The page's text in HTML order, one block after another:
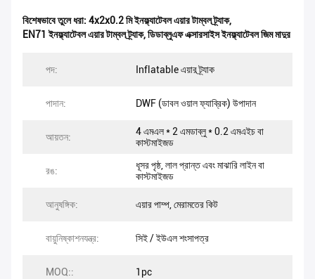
বিশেষভাবে তুলে ধরা: 4x2x0.2 মি ইনফ্ল্যাটেবল এয়ার টাম্বল ট্র্যাক,
EN71 ইনফ্ল্যাটেবল এয়ার টাম্বল ট্র্যাক,ডিডাব্লুএফ এক্সারসাইস ইনফ্ল্যাটেবল জিম মাদুর
পদ: Inflatable এয়ার ট্র্যাক
পাদান: DWF (ডাবল ওয়াল ফ্যাব্রিক) উপাদান
আয়তন:
4 এমএল * 2 এমডাব্লু * 0.2 এমএইচ বা
কাস্টমাইজড
রঙ:
ধূসর পৃষ্ঠ, লাল প্রান্ত এবং মাঝারি লাইন বা
কাস্টমাইজড
আনুষঙ্গিক: এয়ার পাম্প, মেরামতের কিট
বায়ুনিষ্কাশনযন্ত্র: সিই / ইউএল শংসাপত্র
MOQ:: 1pc